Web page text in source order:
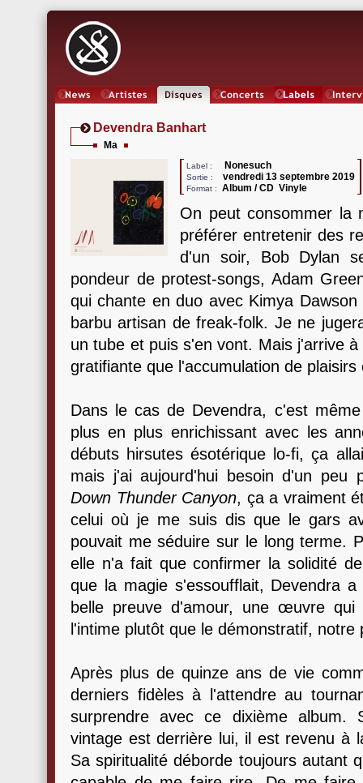
Devendra Banhart
Ma
Label : Nonesuch
Sortie : vendredi 13 septembre 2019
Format : Album / CD Vinyle
On peut consommer la
préférer entretenir des
d'un soir, Bob Dylan
pondeur de protest-songs, Adam
qui chante en duo avec Kimya
barbu artisan de freak-folk. Je ne
un tube et puis s'en vont. Mais j'arrive
gratifiante que l'accumulation de plaisirs
Dans le cas de Devendra, c'est
plus en plus enrichissant avec les
débuts hirsutes ésotérique lo-fi, ça
mais j'ai aujourd'hui besoin d'un peu
Down Thunder Canyon, ça a vraiment
celui où je me suis dis que le gars
pouvait me séduire sur le long terme.
elle n'a fait que confirmer la solidité
que la magie s'essoufflait, Devendra
belle preuve d'amour, une œuvre
l'intime plutôt que le démonstratif, notre
Après plus de quinze ans de vie
derniers fidèles à l'attendre au
surprendre avec ce dixième album.
vintage est derrière lui, il est revenu à
Sa spiritualité déborde toujours autant